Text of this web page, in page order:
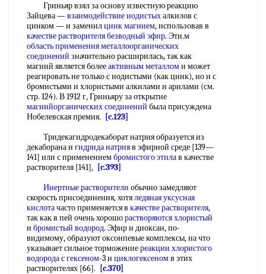
Гриньяр взял за основу известную реакцию
Зайцева —взаимодействие иодистыхалкилов с
цинком — и заменилцинк магнием, использовав в
качестве растворителябезводный эфир. Эти.м
область примененияметаллоорганических
соединений значительно расширилась, так как
магний является болееактивным металломи может
реагировать не только с иодистыми (как цинк), но и с
бромистыми и хлористыми алкилами и арилами (см.
стр. 124). В 1912 г, Гриньяру за открытие
магнийорганических соединений была присуждена
Нобелевская премия.
[c.123]
Тридекагидродекаборат натрия образуется из
декаборана и гидрида натрияв эфирной среде [139—
141] или с применениембромистого этилав качестве
растворителя [141], [c.393]
Инертные растворители обычно замедляют
скорость присоединения, хотяледяная уксусная
кислотачасто применяется в качестве растворителя,
так как в пей очень хорошорастворяются хлористый
и бромистый водород. Эфир и диоксан, по-
видимому, образуют оксонпевые комплексы, на что
указывает сильное торможениереакции хлористого
водородасгексеном-3 и циклогексеномв этих
растворителях [66].
[c.370]